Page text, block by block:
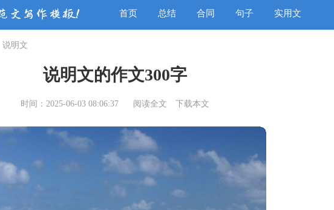
首页 总结 合同 句子 实用文
说明文
说明文的作文300字
时间：2025-06-03 08:06:37 阅读全文 下载本文